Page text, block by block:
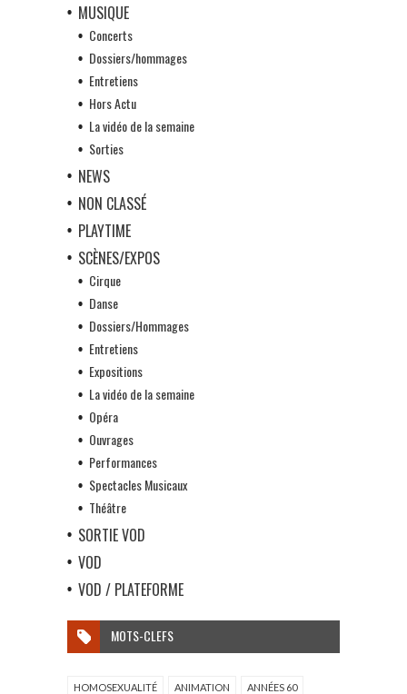
MUSIQUE
Concerts
Dossiers/hommages
Entretiens
Hors Actu
La vidéo de la semaine
Sorties
NEWS
NON CLASSÉ
PLAYTIME
SCÈNES/EXPOS
Cirque
Danse
Dossiers/Hommages
Entretiens
Expositions
La vidéo de la semaine
Opéra
Ouvrages
Performances
Spectacles Musicaux
Théâtre
SORTIE VOD
VOD
VOD / PLATEFORME
MOTS-CLEFS
HOMOSEXUALITÉ ANIMATION ANNÉES 60